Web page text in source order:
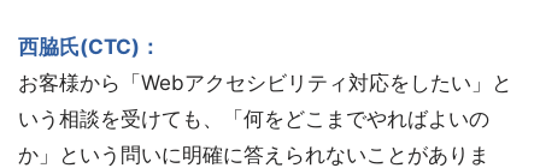
西脇氏(CTC)：
お客様から「Webアクセシビリティ対応をしたい」と
いう相談を受けても、「何をどこまでやればよいの
か」という問いに明確に答えられないことがありま